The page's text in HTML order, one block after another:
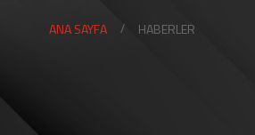
ANA SAYFA / HABERLER